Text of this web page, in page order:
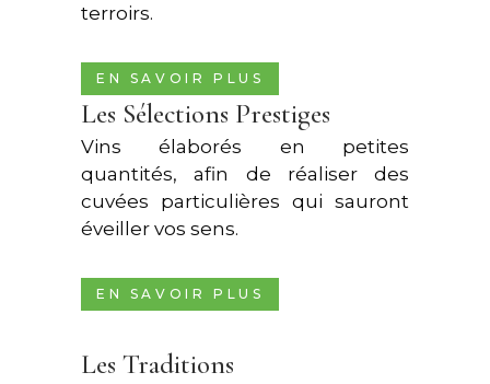
terroirs.
EN SAVOIR PLUS
Les Sélections Prestiges
Vins élaborés en petites
quantités, afin de réaliser des
cuvées particulières qui sauront
éveiller vos sens.
EN SAVOIR PLUS
Les Traditions